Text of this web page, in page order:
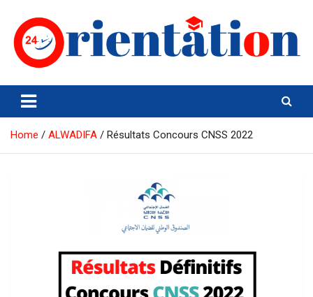
content
Orientation24
Emploi et Orientation au Maroc
Home ALWADIFA Résultats Concours CNSS 2022